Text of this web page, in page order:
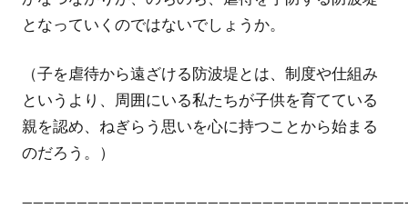
となっていくのではないでしょうか。
（子を虐待から遠ざける防波堤とは、制度や仕組み
というより、周囲にいる私たちが子供を育てている
親を認め、ねぎらう思いを心に持つことから始まる
のだろう。）